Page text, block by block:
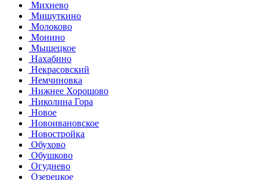
Михнево
Мишуткино
Молоково
Монино
Мышецкое
Нахабино
Некрасовский
Немчиновка
Нижнее Хорошово
Николина Гора
Новое
Новоивановское
Новостройка
Обухово
Обушково
Огуднево
Озерецкое